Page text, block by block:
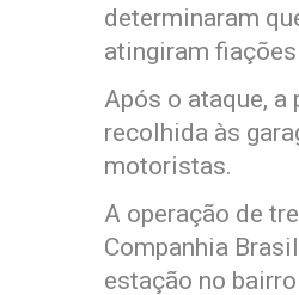
determinaram
atingiram
Após o ataque,
recolhida às
motoristas.
A operação de
Companhia
estação no